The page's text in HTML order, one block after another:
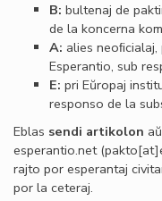
B: bultenaj de
de la koncerna
A: alies
Esperantio, sub
E: pri Eŭropaj
responso de la
Eblas sendi artikolon
esperantio.net
rajto por esperantaj
por la ceteraj.